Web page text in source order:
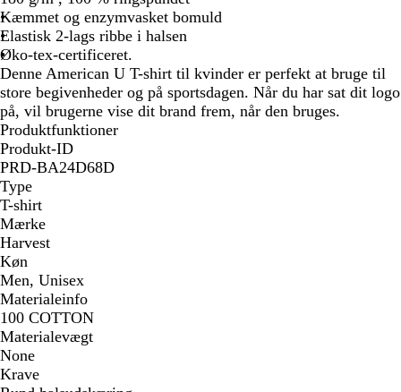
Kæmmet og enzymvasket bomuld
Elastisk 2-lags ribbe i halsen
Øko-tex-certificeret.
Denne American U T-shirt til kvinder er perfekt at bruge til
store begivenheder og på sportsdagen. Når du har sat dit logo
på, vil brugerne vise dit brand frem, når den bruges.
Produktfunktioner
Produkt-ID
PRD-BA24D68D
Type
T-shirt
Mærke
Harvest
Køn
Men, Unisex
Materialeinfo
100 COTTON
Materialevægt
None
Krave